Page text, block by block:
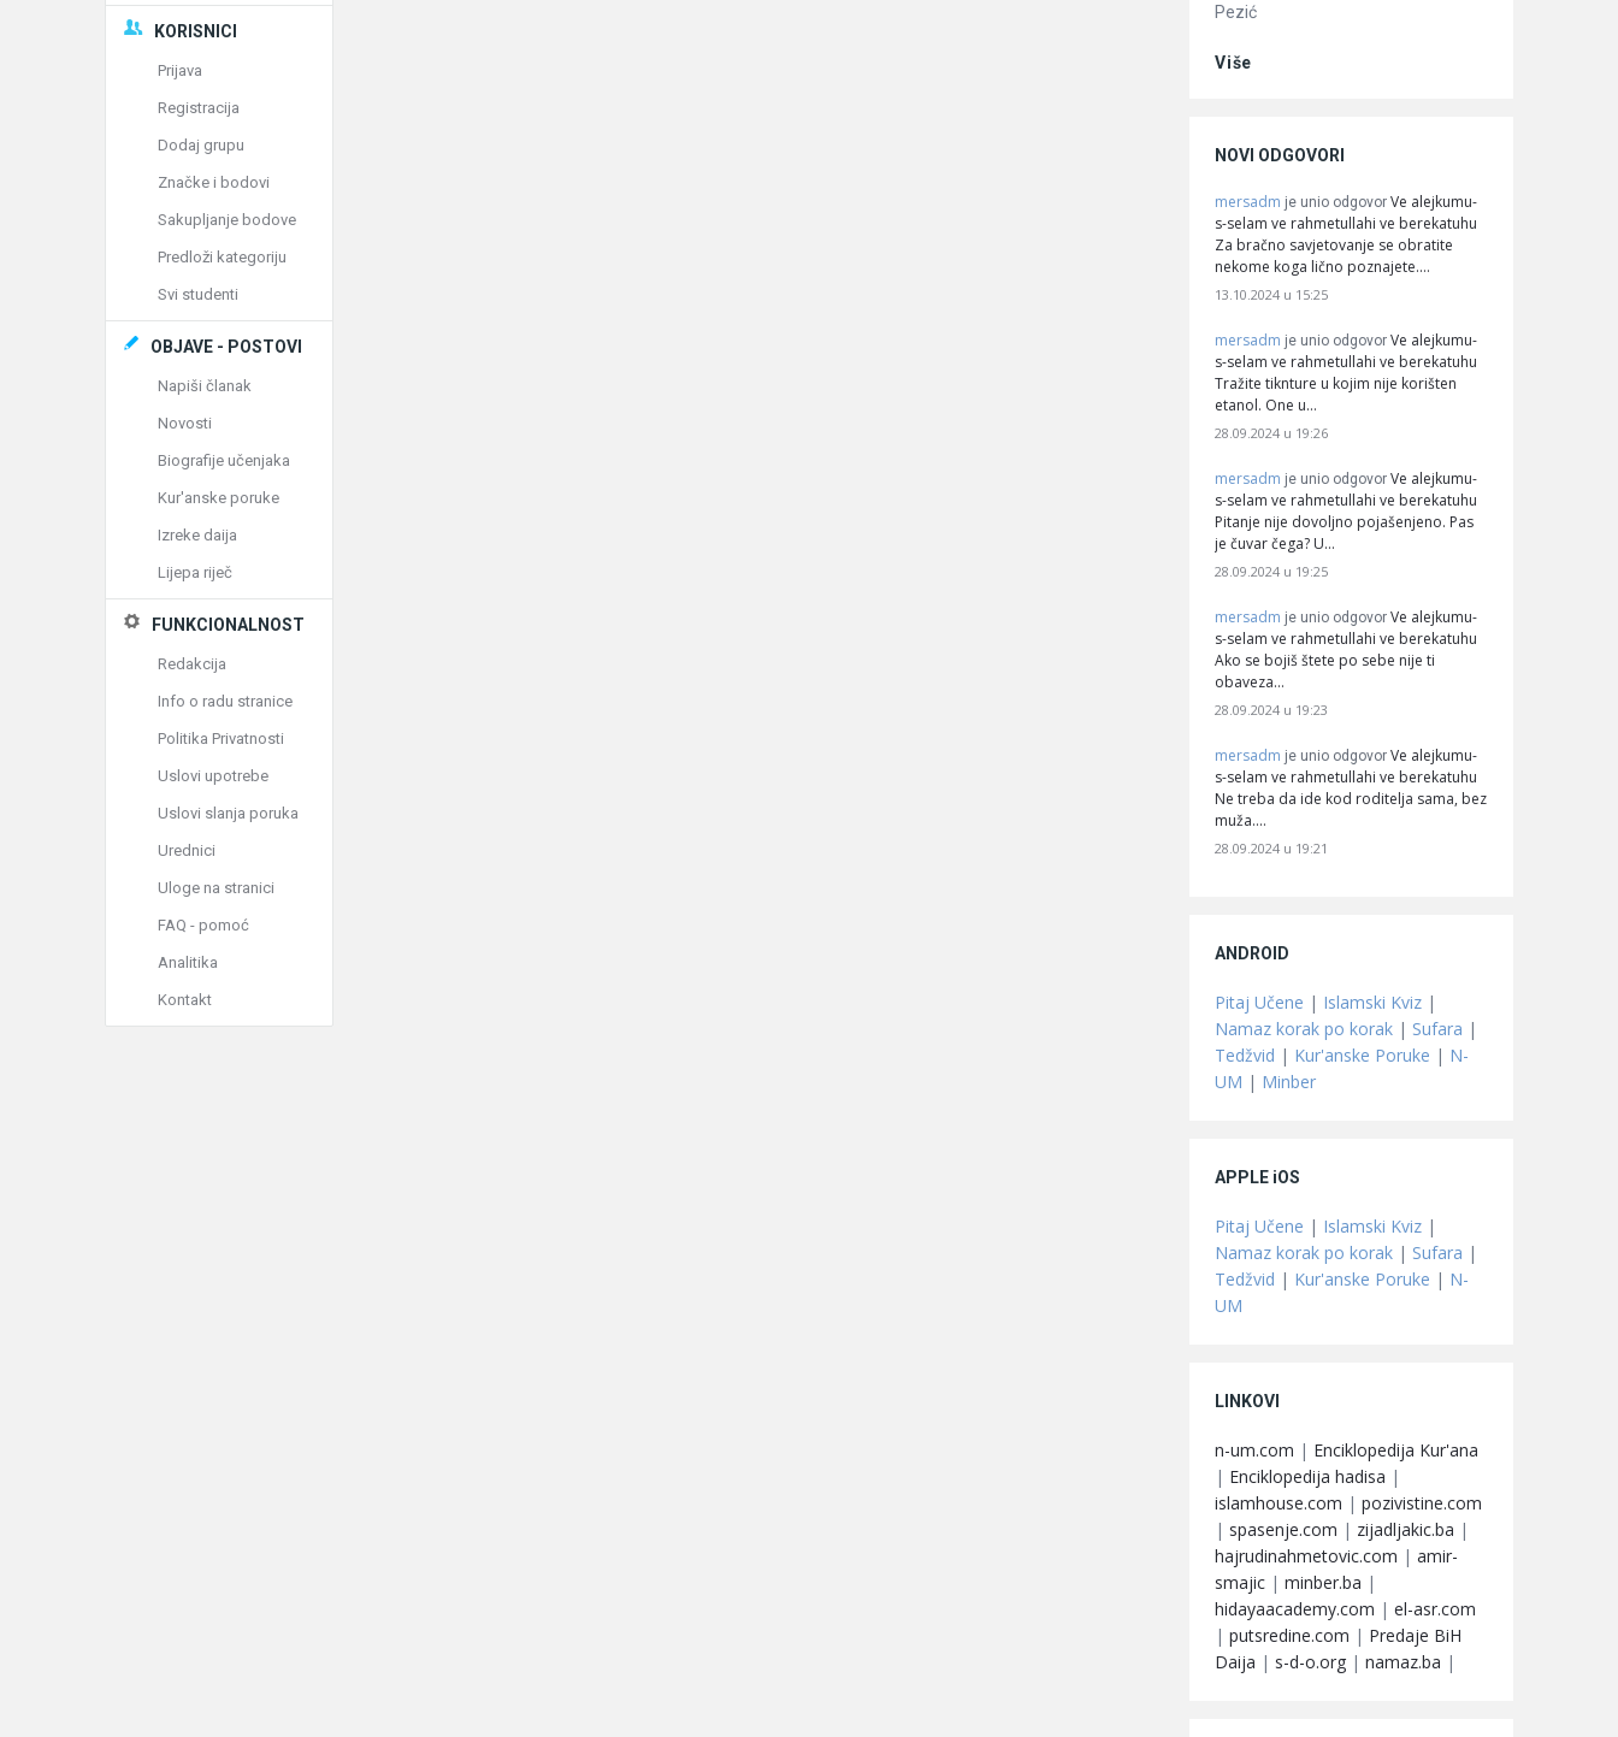
Pezić
Više
NOVI ODGOVORI
mersadm je unio odgovor Ve alejkumu-
s-selam ve rahmetullahi ve berekatuhu
Za bračno savjetovanje se obratite
nekome koga lično poznajete.…
13.10.2024 u 15:25
mersadm je unio odgovor Ve alejkumu-
s-selam ve rahmetullahi ve berekatuhu
Tražite tiknture u kojim nije korišten
etanol. One u…
28.09.2024 u 19:26
mersadm je unio odgovor Ve alejkumu-
s-selam ve rahmetullahi ve berekatuhu
Pitanje nije dovoljno pojašenjeno. Pas
je čuvar čega? U…
28.09.2024 u 19:25
mersadm je unio odgovor Ve alejkumu-
s-selam ve rahmetullahi ve berekatuhu
Ako se bojiš štete po sebe nije ti
obaveza…
28.09.2024 u 19:23
mersadm je unio odgovor Ve alejkumu-
s-selam ve rahmetullahi ve berekatuhu
Ne treba da ide kod roditelja sama, bez
muža.…
28.09.2024 u 19:21
ANDROID
Pitaj Učene | Islamski Kviz |
Namaz korak po korak | Sufara |
Tedžvid | Kur'anske Poruke | N-
UM | Minber
APPLE iOS
Pitaj Učene | Islamski Kviz |
Namaz korak po korak | Sufara |
Tedžvid | Kur'anske Poruke | N-
UM
LINKOVI
n-um.com | Enciklopedija Kur'ana
| Enciklopedija hadisa |
islamhouse.com | pozivistine.com
| spasenje.com | zijadljakic.ba |
hajrudinahmetovic.com | amir-
smajic | minber.ba |
hidayaacademy.com | el-asr.com
| putsredine.com | Predaje BiH
Daija | s-d-o.org | namaz.ba |
KORISNICI
Prijava
Registracija
Dodaj grupu
Značke i bodovi
Sakupljanje bodove
Predloži kategoriju
Svi studenti
OBJAVE - POSTOVI
Napiši članak
Novosti
Biografije učenjaka
Kur'anske poruke
Izreke daija
Lijepa riječ
FUNKCIONALNOST
Redakcija
Info o radu stranice
Politika Privatnosti
Uslovi upotrebe
Uslovi slanja poruka
Urednici
Uloge na stranici
FAQ - pomoć
Analitika
Kontakt